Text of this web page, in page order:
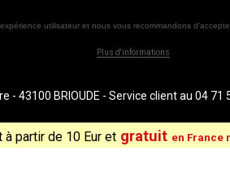
utilisateur et nous vous recommandons
Plus d'informations
- 43100 BRIOUDE - Service client au 04
à partir de 10 Eur et gratuit en France